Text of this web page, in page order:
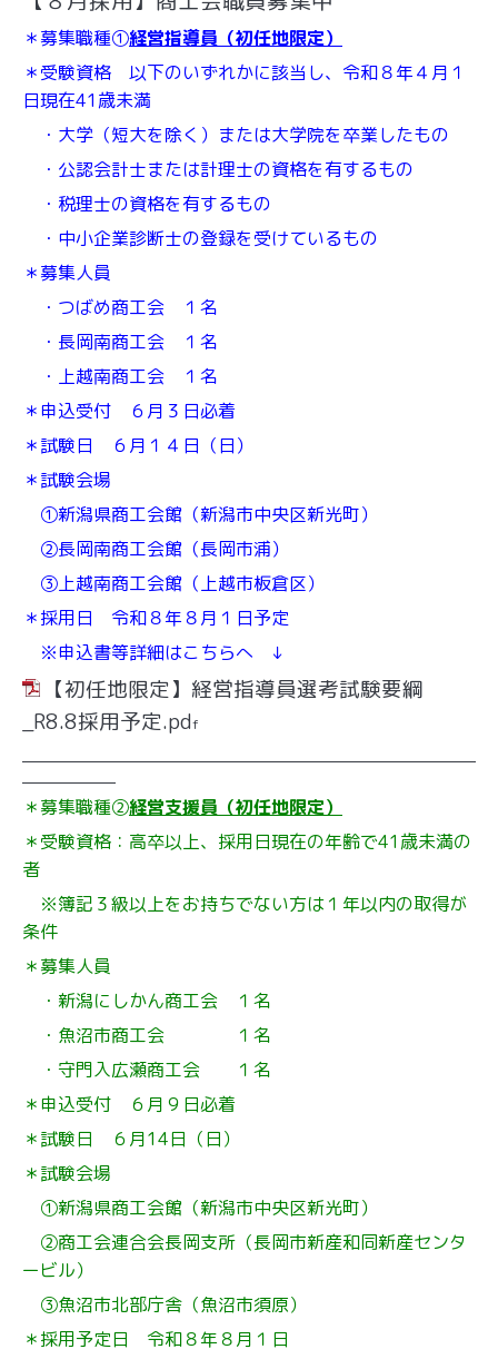
＊募集職種①経営指導員（初任地限定）
＊受験資格 以下のいずれかに該当し、令和８年４月１
日現在41歳未満
・大学（短大を除く）または大学院を卒業したもの
・公認会計士または計理士の資格を有するもの
・税理士の資格を有するもの
・中小企業診断士の登録を受けているもの
＊募集人員
・つばめ商工会 １名
・長岡南商工会 １名
・上越南商工会 １名
＊申込受付 ６月３日必着
＊試験日 ６月１４日（日）
＊試験会場
①新潟県商工会館（新潟市中央区新光町）
②長岡南商工会館（長岡市浦）
③上越南商工会館（上越市板倉区）
＊採用日 令和８年８月１日予定
※申込書等詳細はこちらへ ↓
【初任地限定】経営指導員選考試験要綱
_R8.8採用予定.pdf
＊募集職種②経営支援員（初任地限定）
＊受験資格：高卒以上、採用日現在の年齢で41歳未満の
者
※簿記３級以上をお持ちでない方は１年以内の取得が
条件
＊募集人員
・新潟にしかん商工会 １名
・魚沼市商工会 １名
・守門入広瀬商工会 １名
＊申込受付 ６月９日必着
＊試験日 ６月14日（日）
＊試験会場
①新潟県商工会館（新潟市中央区新光町）
②商工会連合会長岡支所（長岡市新産和同新産センタ
ービル）
③魚沼市北部庁舎（魚沼市須原）
＊採用予定日 令和８年８月１日